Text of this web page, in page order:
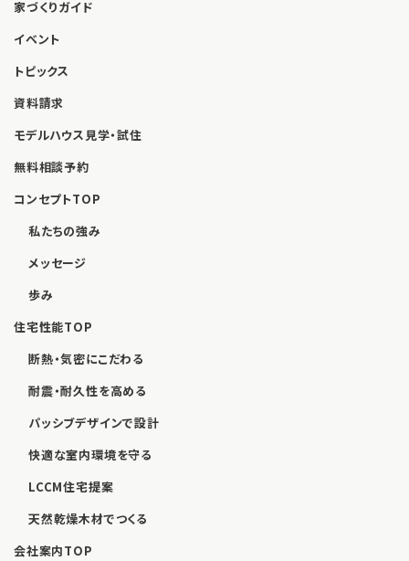
家づくりガイド
イベント
トピックス
資料請求
モデルハウス見学・試住
無料相談予約
コンセプトTOP
私たちの強み
メッセージ
歩み
住宅性能TOP
断熱・気密にこだわる
耐震・耐久性を高める
パッシブデザインで設計
快適な室内環境を守る
LCCM住宅提案
天然乾燥木材でつくる
会社案内TOP